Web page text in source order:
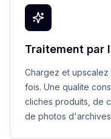
Traitement par
Chargez et upscalez
fois. Une qualite
cliches produits, de
de photos